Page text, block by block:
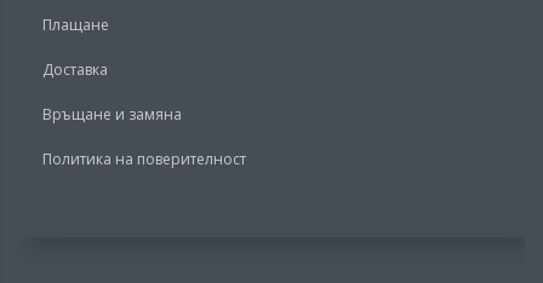
Плащане
Доставка
Връщане и замяна
Политика на поверителност